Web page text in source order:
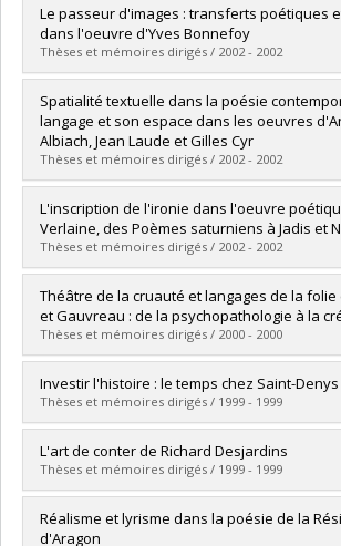
Diplômé(e) :Schryburt, Sylvain
Cycle :Maîtrise
Diplôme obtenu :M.A.
Lien vers le document dans Papyrus
Le passeur d'images : transferts poétiques
dans l'oeuvre d'Yves Bonnefoy
Thèses et mémoires dirigés / 2002 - 2002
Diplômé(e) :Thibault, Louis-Jean
Cycle :Doctorat
Diplôme obtenu : Ph. D.
Lien vers le document dans Papyrus
Spatialité textuelle dans la poésie
langage et son espace dans les oeuvres
Albiach, Jean Laude et Gilles Cyr
Thèses et mémoires dirigés / 2002 - 2002
Diplômé(e) :Brouillette, Marc André
Cycle :Doctorat
Diplôme obtenu :Ph. D.
Lien vers le document dans Papyrus
L'inscription de l'ironie dans l'oeuvre
Verlaine, des Poèmes saturniens à Jadis et
Thèses et mémoires dirigés / 2002 - 2002
Diplômé(e) : Prud'homme, Caroline
Cycle :Maîtrise
Diplôme obtenu :M.A.
Lien vers le document dans Papyrus
Théâtre de la cruauté et langages de la folie
et Gauvreau : de la psychopathologie à la
Thèses et mémoires dirigés / 2000 - 2000
Diplômé(e) :Le Roux, Delphine
Cycle : Maîtrise
Diplôme obtenu :M.A.
Lien vers le document dans Papyrus
Investir l'histoire : le temps chez Saint-
Thèses et mémoires dirigés / 1999 - 1999
Diplômé(e) :Larose, Karim
Cycle : Maîtrise
Diplôme obtenu :M.A.
Lien vers le document dans Papyrus
L'art de conter de Richard Desjardins
Thèses et mémoires dirigés / 1999 - 1999
Diplômé(e) :Chevalier, Jacinte
Cycle :Maîtrise
Réalisme et lyrisme dans la poésie de la
d'Aragon